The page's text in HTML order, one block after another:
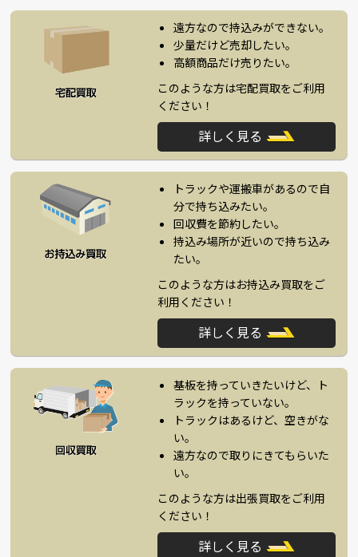
遠方なので持込みができない。
少量だけど売却したい。
高額商品だけ売りたい。
このような方は宅配買取をご利用
ください！
詳しく見る
トラックや運搬車があるので自
分で持ち込みたい。
回収費を節約したい。
持込み場所が近いので持ち込み
たい。
このような方はお持込み買取をご
利用ください！
詳しく見る
基板を持っていきたいけど、ト
ラックを持っていない。
トラックはあるけど、空きがな
い。
遠方なので取りにきてもらいた
い。
このような方は出張買取をご利用
ください！
詳しく見る